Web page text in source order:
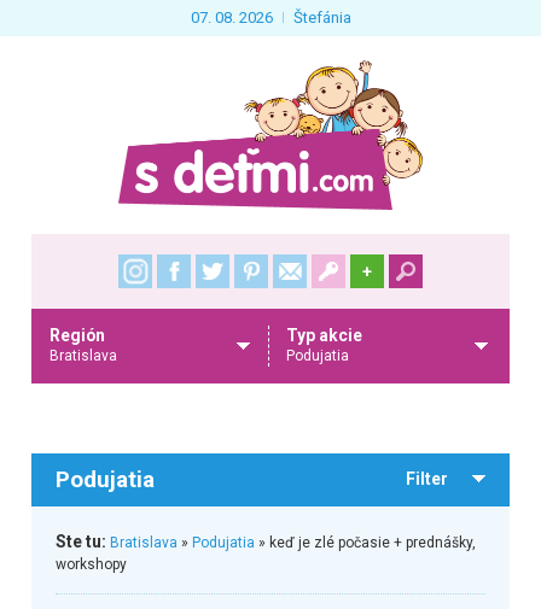
07. 08. 2026 Štefánia
+
Región
Bratislava
Typ akcie
Podujatia
Podujatia Filter
Ste tu: Bratislava » Podujatia » keď je zlé počasie + prednášky,
workshopy